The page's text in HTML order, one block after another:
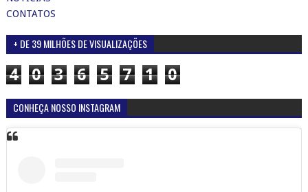
CONTATOS
+ DE 39 MILHÕES DE VISUALIZAÇÕES
4 0 3 6 5 7 1 0
CONHEÇA NOSSO INSTAGRAM